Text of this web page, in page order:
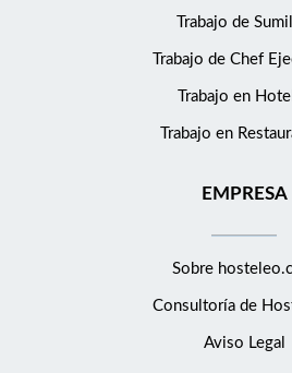
Trabajo de
Trabajo de Chef
Trabajo en
Trabajo en
EMPRESA
Sobre
Consultoría de
Aviso Legal